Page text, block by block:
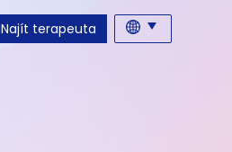
Najít terapeuta